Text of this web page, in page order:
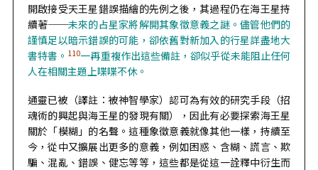
開啟接受天王星錯誤描繪的先例之後，其過程仍在海王星持
續著──未來的占星家將解開其象徵意義之謎。儘管他們的
謹慎足以暗示錯誤的可能，卻依舊對新加入的行星詳盡地大
書特書。 110一再重複作出這些備註，卻似乎從未能阻止任何
人在相關主題上喋喋不休。
通靈已被（譯註：被神智學家）認可為有效的研究手段（招
魂術的興起與海王星的發現有關），因此有必要探索海王星
關於「模糊」的名聲。這種象徵意義就像其他一樣，持續至
今，從中又擴展出更多的意義，例如困惑、含糊、謊言、欺
騙、混亂、錯誤、健忘等等，這些都是從這一詮釋中衍生而